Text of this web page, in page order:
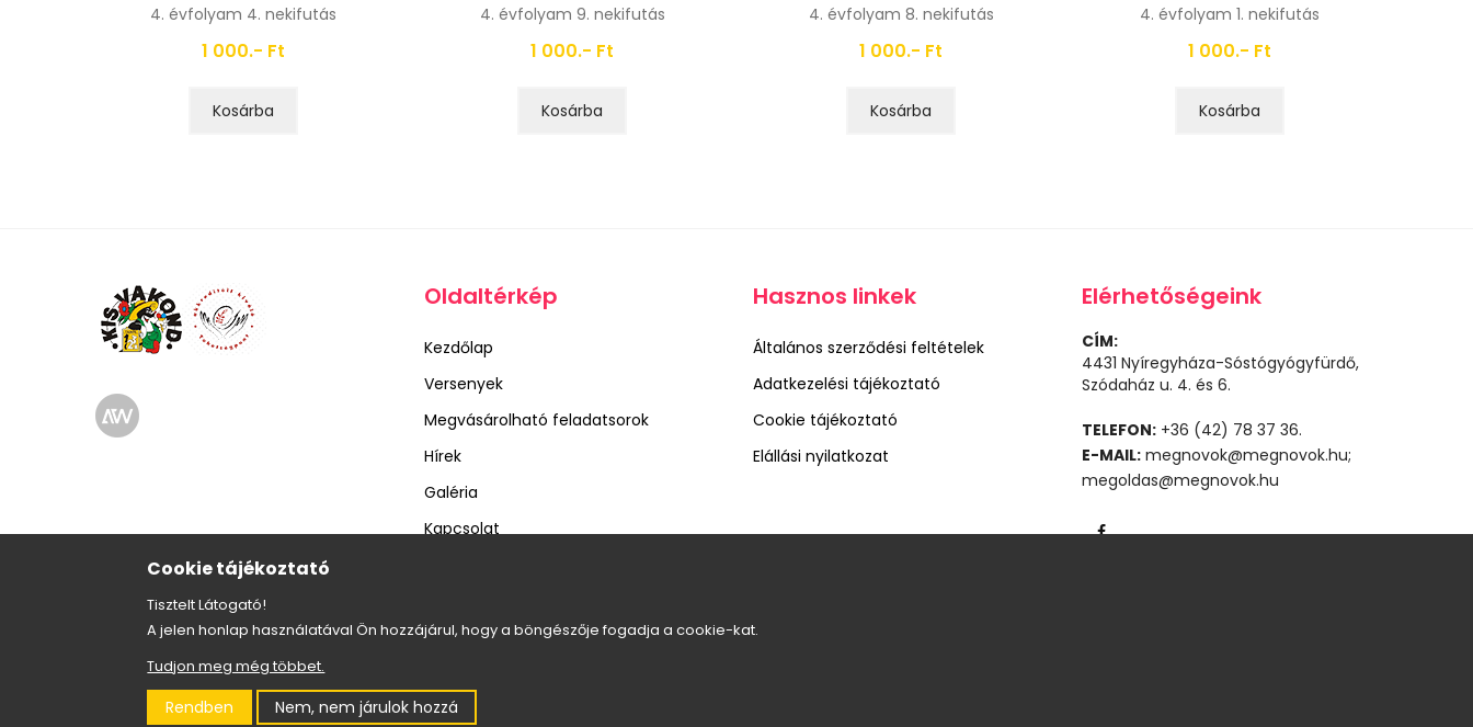
4. évfolyam 4. nekifutás
1 000.- Ft
Kosárba
4. évfolyam 9. nekifutás
1 000.- Ft
Kosárba
4. évfolyam 8. nekifutás
1 000.- Ft
Kosárba
4. évfolyam 1. nekifutás
1 000.- Ft
Kosárba
Oldaltérkép
Kezdőlap
Versenyek
Megvásárolható feladatsorok
Hírek
Galéria
Kapcsolat
Hasznos linkek
Általános szerződési feltételek
Adatkezelési tájékoztató
Cookie tájékoztató
Elállási nyilatkozat
Elérhetőségeink
CÍM:
4431 Nyíregyháza-Sóstógyógyfürdő,
Szódaház u. 4. és 6.
TELEFON: +36 (42) 78 37 36.
E-MAIL: megnovok@megnovok.hu;
megoldas@megnovok.hu
Cookie tájékoztató
Tisztelt Látogató!
A jelen honlap használatával Ön hozzájárul, hogy a böngészője fogadja a cookie-kat.
Tudjon meg még többet.
Rendben Nem, nem járulok hozzá